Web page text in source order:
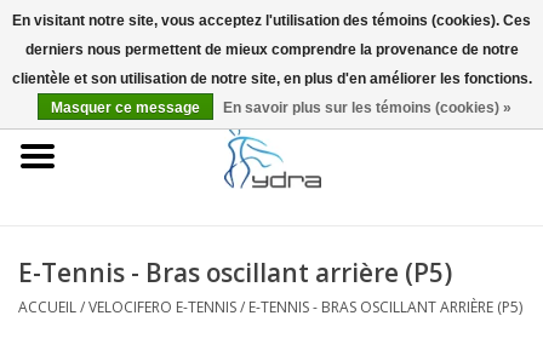
EUR
Accueil
E-Tennis - Bras oscillant arrière (P5)
ACCUEIL/VELOCIFERO E-TENNIS/ E-TENNIS - BRAS OSCILLANT ARRIÈRE (P5)
En visitant notre site, vous acceptez l'utilisation des témoins (cookies). Ces
derniers nous permettent de mieux comprendre la provenance de notre
clientèle et son utilisation de notre site, en plus d'en améliorer les fonctions.
Masquer ce message
En savoir plus sur les témoins (cookies) »